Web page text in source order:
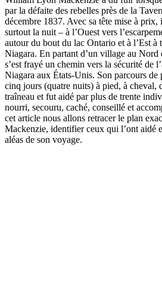
par la défaite des rebelles près de la
décembre 1837. Avec sa tête mise à prix,
surtout la nuit – à l’Ouest vers
autour du bout du lac Ontario et à l’Est à
Niagara. En partant d’un village au
s’est frayé un chemin vers la sécurité de
Niagara aux États-Unis. Son parcours de
cinq jours (quatre nuits) à pied, à cheval,
traîneau et fut aidé par plus de trente
nourri, secouru, caché, conseillé et
cet article nous allons retracer le plan
Mackenzie, identifier ceux qui l’ont aidé
aléas de son voyage.